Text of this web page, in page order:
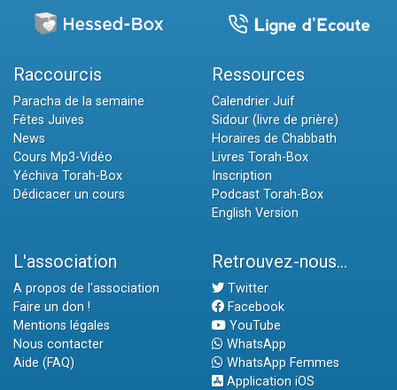
Raccourcis
Paracha de la semaine
Fêtes Juives
News
Cours Mp3-Vidéo
Yéchiva Torah-Box
Dédicacer un cours
Ressources
Calendrier Juif
Sidour (livre de prière)
Horaires de Chabbath
Livres Torah-Box
Inscription
Podcast Torah-Box
English Version
L'association
A propos de l'association
Faire un don !
Mentions légales
Nous contacter
Aide (FAQ)
Retrouvez-nous...
Twitter
Facebook
YouTube
WhatsApp
WhatsApp Femmes
Application iOS